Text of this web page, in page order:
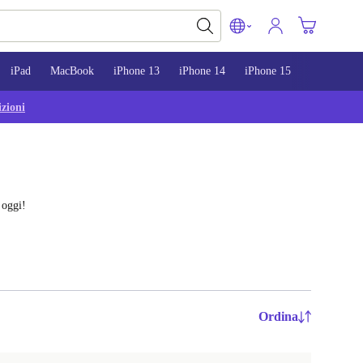
iPad MacBook iPhone 13 iPhone 14 iPhone 15
Ordina